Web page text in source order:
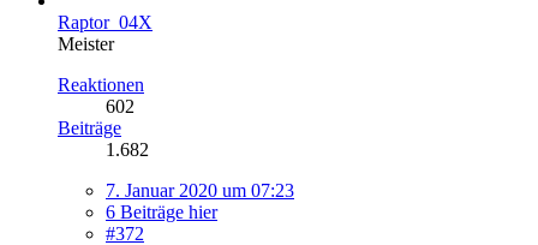
Raptor_04X
Meister
Reaktionen
602
Beiträge
1.682
7. Januar 2020 um 07:23
6 Beiträge hier
#372